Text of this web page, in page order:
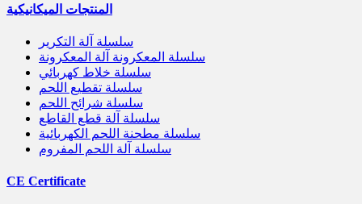
المنتجات الميكانيكية
سلسلة آلة التكرير
سلسلة المعكرونة آلة المعكرونة
سلسلة خلاط كهربائي
سلسلة تقطيع اللحم
سلسلة شرائح اللحم
سلسلة آلة قطع القاطع
سلسلة مطحنة اللحم الكهربائية
سلسلة آلة اللحم المفروم
CE Certificate